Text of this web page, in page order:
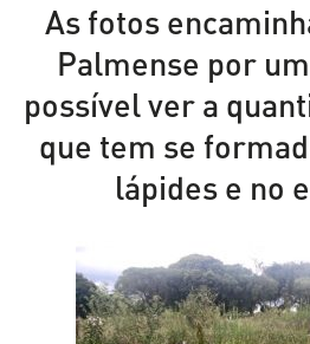
As fotos
Palmense por
possível ver a
que tem se
lápides e no